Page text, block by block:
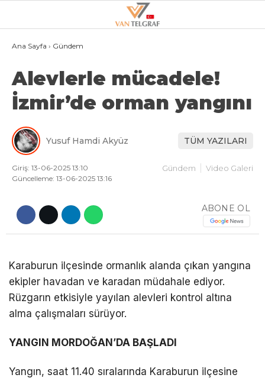
20.7°
GALERİ VİDEO
VAN
3.SAYFA
GÜNDEM
EKONOMI
POLITIKA
DÜNYA
EĞITIM
Ana Sayfa › Gündem
Alevlerle mücadele!
İzmir’de orman yangını
Yusuf Hamdi Akyüz TÜM YAZILARI
Giriş: 13-06-2025 13:10
Güncelleme: 13-06-2025 13:16
Gündem Video Galeri
ABONE OL
Karaburun ilçesinde ormanlık alanda çıkan yangına
ekipler havadan ve karadan müdahale ediyor.
Rüzgarın etkisiyle yayılan alevleri kontrol altına
alma çalışmaları sürüyor.
YANGIN MORDOĞAN’DA BAŞLADI
Yangın, saat 11.40 sıralarında Karaburun ilçesine